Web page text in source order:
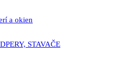
a okien
STAVAČE